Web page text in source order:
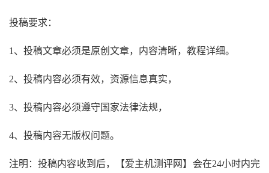
投稿要求：
1 、投稿文章必须是原创文章，内容清晰，教程详细。
2、投稿内容必须有效，资源信息真实，
3、投稿内容必须遵守国家法律法规，
4、投稿内容无版权问题。
注明：投稿内容收到后，【爱主机测评网】会在24小时内完